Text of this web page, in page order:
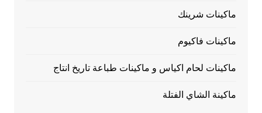
ماكينات شرينك
ماكينات فاكيوم
ماكينات لحام اكياس و ماكينات طباعة تاريخ انتاج
ماكينة الشاي الفتلة